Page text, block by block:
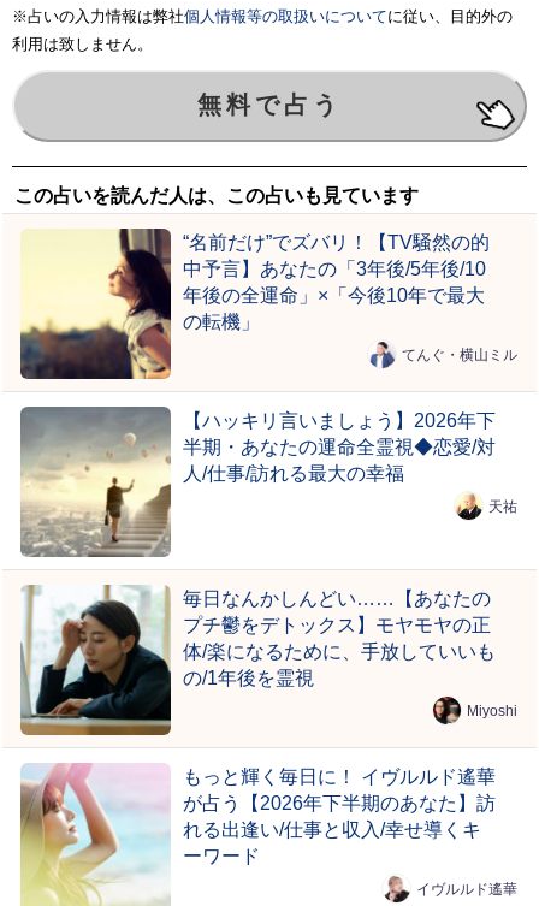
※占いの入力情報は弊社個人情報等の取扱いについてに従い、目的外の
利用は致しません。
この占いを読んだ人は、この占いも見ています
“名前だけ”でズバリ！【TV騒然の的
中予言】あなたの「3年後/5年後/10
年後の全運命」×「今後10年で最大
の転機」
てんぐ・横山ミル
【ハッキリ言いましょう】2026年下
半期・あなたの運命全霊視◆恋愛/対
人/仕事/訪れる最大の幸福
天祐
毎日なんかしんどい……【あなたの
プチ鬱をデトックス】モヤモヤの正
体/楽になるために、手放していいも
の/1年後を霊視
Miyoshi
もっと輝く毎日に！ イヴルルド遙華
が占う【2026年下半期のあなた】訪
れる出逢い/仕事と収入/幸せ導くキ
ーワード
イヴルルド遙華